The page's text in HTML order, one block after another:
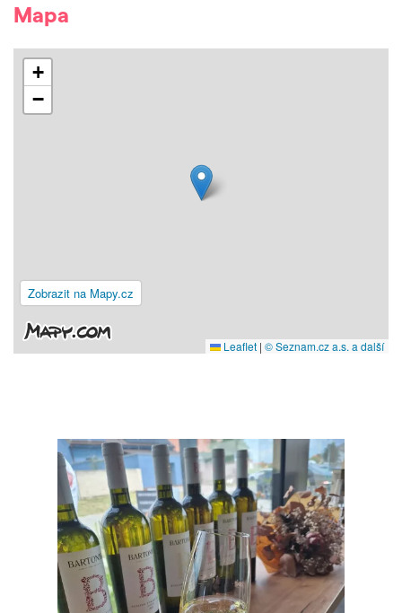
Mapa
Zobrazit na Mapy.cz
+
−
Leaflet | © Seznam.cz a.s. a další